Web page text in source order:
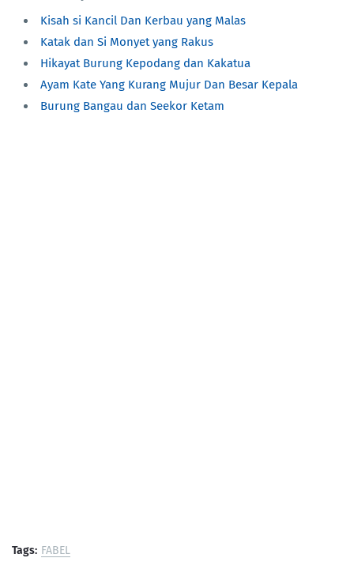
Kisah si Kancil Dan Kerbau yang Malas
Katak dan Si Monyet yang Rakus
Hikayat Burung Kepodang dan Kakatua
Ayam Kate Yang Kurang Mujur Dan Besar Kepala
Burung Bangau dan Seekor Ketam
Tags: FABEL